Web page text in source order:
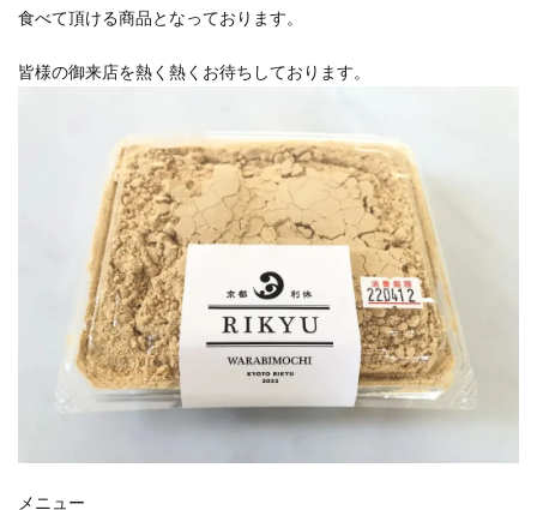
食べて頂ける商品となっております。
皆様の御来店を熱く熱くお待ちしております。
メニュー